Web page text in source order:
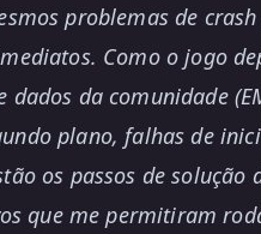
problemas de
Como o jogo
dados da comunidade
plano, falhas de
os passos de solução
que me permitiram